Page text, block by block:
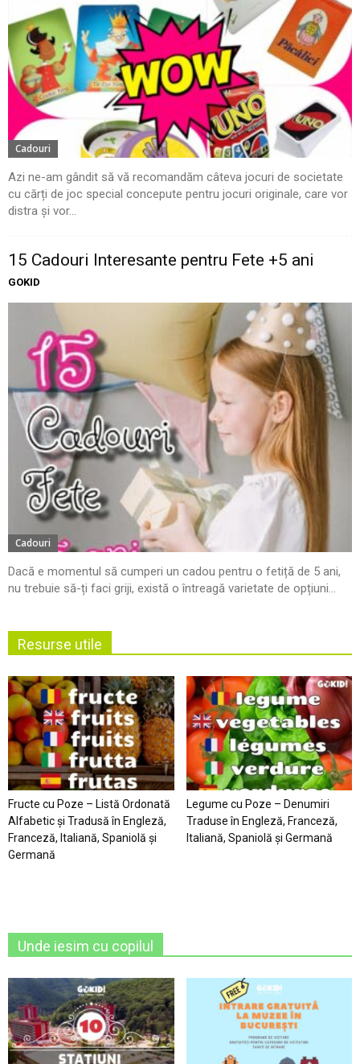
Cadouri
Azi ne-am gândit să vă recomandăm câteva jocuri de societate
cu cărți de joc special concepute pentru jocuri originale, care vor
distra și vor...
15 Cadouri Interesante pentru Fete +5 ani
GOKID
Cadouri
Dacă e momentul să cumperi un cadou pentru o fetiță de 5 ani,
nu trebuie să-ți faci griji, există o întreagă varietate de opțiuni...
Resurse utile
Fructe cu Poze – Listă Ordonată
Alfabetic şi Tradusă în Engleză,
Franceză, Italiană, Spaniolă şi
Germană
Legume cu Poze – Denumiri
Traduse în Engleză, Franceză,
Italiană, Spaniolă şi Germană
Unde iesim cu copilul